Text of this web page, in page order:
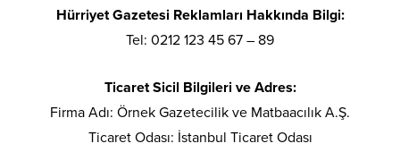
Hürriyet Gazetesi Reklamları Hakkında Bilgi:
Tel: 0212 123 45 67 – 89
Ticaret Sicil Bilgileri ve Adres:
Firma Adı: Örnek Gazetecilik ve Matbaacılık A.Ş.
Ticaret Odası: İstanbul Ticaret Odası